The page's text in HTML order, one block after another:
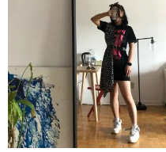
不会头痛才买回来的～ 4⃣️没有拍
出来的还有一个摆拍用的小盘子
和一个鹅黄色浴巾，超温暖又超
舒服的～ 这次体验很棒，打算以
后每个季度simons打折都去扫一
扫货～